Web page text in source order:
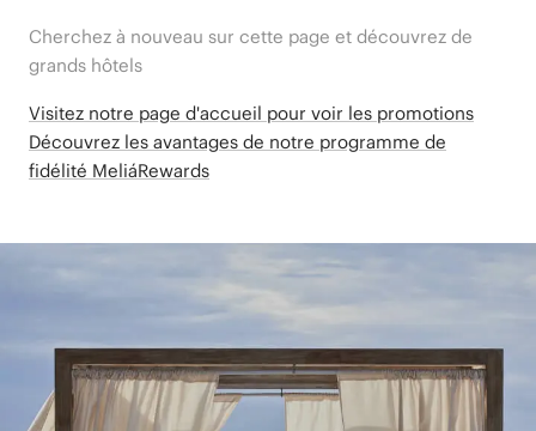
Cherchez à nouveau sur cette page et découvrez de
grands hôtels
Visitez notre page d'accueil pour voir les promotions
Découvrez les avantages de notre programme de
fidélité MeliáRewards